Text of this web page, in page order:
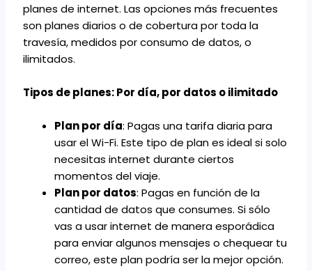
planes de internet. Las opciones más frecuentes
son planes diarios o de cobertura por toda la
travesía, medidos por consumo de datos, o
ilimitados.
Tipos de planes: Por día, por datos o ilimitado
Plan por día: Pagas una tarifa diaria para
usar el Wi-Fi. Este tipo de plan es ideal si solo
necesitas internet durante ciertos
momentos del viaje.
Plan por datos: Pagas en función de la
cantidad de datos que consumes. Si sólo
vas a usar internet de manera esporádica
para enviar algunos mensajes o chequear tu
correo, este plan podría ser la mejor opción.